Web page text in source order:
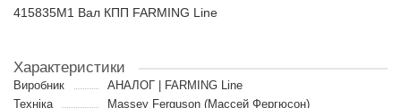
415835M1 Вал КПП FARMING Line
Характеристики
Виробник
АНАЛОГ | FARMING Line
Техніка
Massey Ferguson (Массей Фергюсон)